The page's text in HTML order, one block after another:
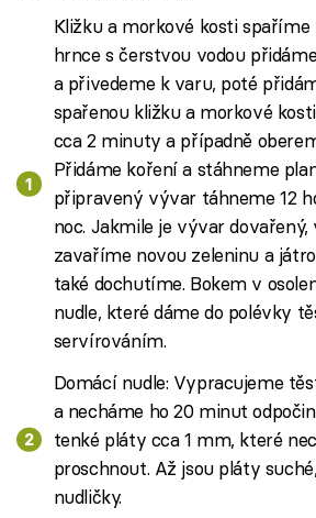
Kližku a morkové kosti spaříme
hrnce s čerstvou vodou
a přivedeme k varu, poté
spařenou kližku a morkové
cca 2 minuty a případně
Přidáme koření a stáhneme
připravený vývar táhneme 12
noc. Jakmile je vývar dovařený,
zavaříme novou zeleninu a
také dochutíme. Bokem v
nudle, které dáme do polévky
servírováním.
Domácí nudle: Vypracujeme
a necháme ho 20 minut
tenké pláty cca 1 mm, které
proschnout. Až jsou pláty
nudličky.